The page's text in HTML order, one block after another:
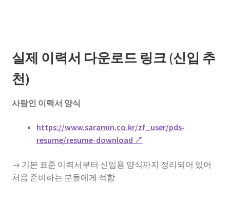
실제 이력서 다운로드 링크 (신입 추
천)
사람인 이력서 양식
https://www.saramin.co.kr/zf_user/pds-
resume/resume-download ↗
→ 기본 표준 이력서부터 신입용 양식까지 정리되어 있어
처음 준비하는 분들에게 적합